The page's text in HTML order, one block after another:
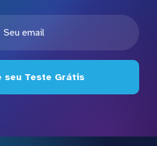
seu Teste Grátis